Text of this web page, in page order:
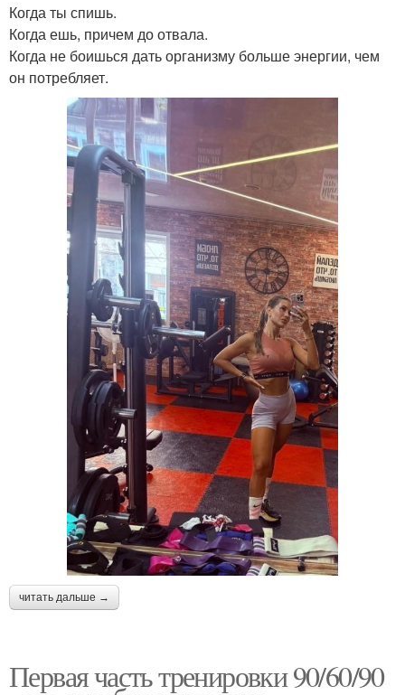
Когда ты спишь.
Когда ешь, причем до отвала.
Когда не боишься дать организму больше энергии, чем
он потребляет.
читать дальше →
Первая часть тренировки 90/60/90